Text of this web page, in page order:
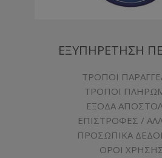
ΕΞΥΠΗΡΕΤΗΣΗ
ΤΡΟΠΟΙ
ΤΡΟΠΟΙ
ΕΞΟΔΑ
ΕΠΙΣΤΡΟΦΕΣ /
ΠΡΟΣΩΠΙΚΑ
ΟΡΟΙ ΧΡΗΣΗΣ